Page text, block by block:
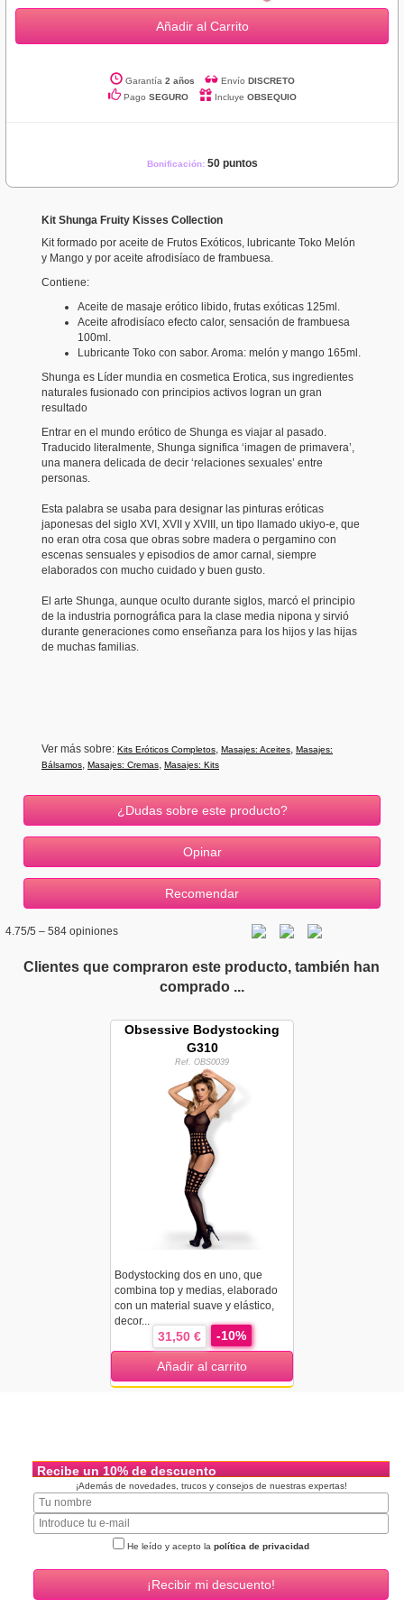
Añadir al Carrito
Garantía 2 años Envío DISCRETO
Pago SEGURO Incluye OBSEQUIO
Bonificación: 50 puntos
Kit Shunga Fruity Kisses Collection
Kit formado por aceite de Frutos Exóticos, lubricante Toko Melón
y Mango y por aceite afrodisíaco de frambuesa.
Contiene:
Aceite de masaje erótico libido, frutas exóticas 125ml.
Aceite afrodisíaco efecto calor, sensación de frambuesa
100ml.
Lubricante Toko con sabor. Aroma: melón y mango 165ml.
Shunga es Líder mundia en cosmetica Erotica, sus ingredientes
naturales fusionado con principios activos logran un gran
resultado
Entrar en el mundo erótico de Shunga es viajar al pasado.
Traducido literalmente, Shunga significa ‘imagen de primavera’,
una manera delicada de decir ‘relaciones sexuales’ entre
personas.
Esta palabra se usaba para designar las pinturas eróticas
japonesas del siglo XVI, XVII y XVIII, un tipo llamado ukiyo-e, que
no eran otra cosa que obras sobre madera o pergamino con
escenas sensuales y episodios de amor carnal, siempre
elaborados con mucho cuidado y buen gusto.
El arte Shunga, aunque oculto durante siglos, marcó el principio
de la industria pornográfica para la clase media nipona y sirvió
durante generaciones como enseñanza para los hijos y las hijas
de muchas familias.
Ver más sobre: Kits Eróticos Completos Masajes: Aceites Masajes:
Bálsamos Masajes: Cremas Masajes: Kits
¿Dudas sobre este producto?
4.75/5 – 584 opiniones
Clientes que compraron este producto, también han
comprado ...
Obsessive Bodystocking
G310
Ref. OBS0039
Bodystocking dos en uno, que
combina top y medias, elaborado
con un material suave y elástico,
decor...
31,50 € -10%
Añadir al carrito
Recibe un 10% de descuento
¡Además de novedades, trucos y consejos de nuestras expertas!
He leído y acepto la política de privacidad